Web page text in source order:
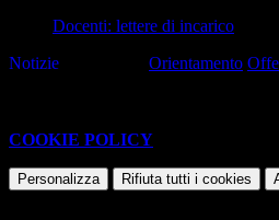
Docenti: lettere di incarico
Notizie
Orientamento
COOKIE POLICY
Personalizza Rifiuta tutti i cookies